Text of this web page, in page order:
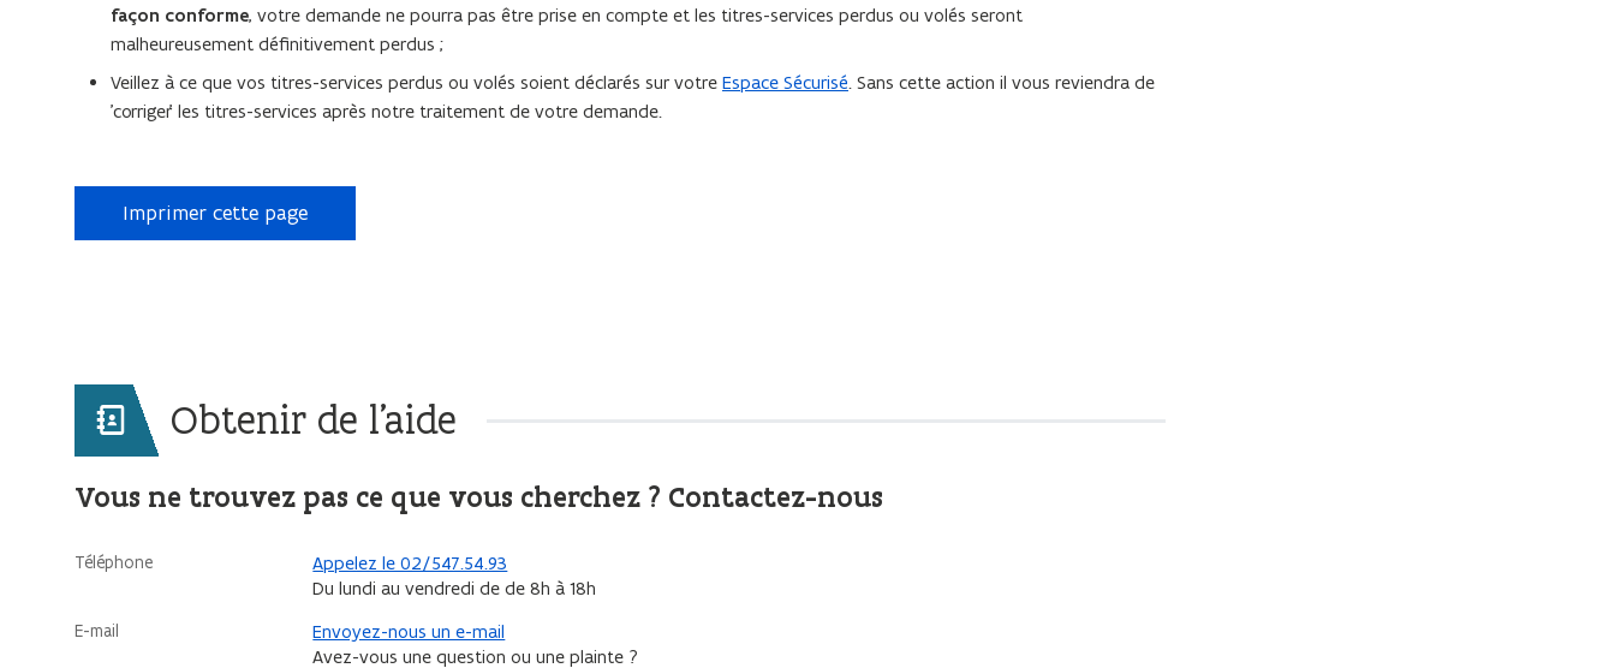
façon conforme, votre demande ne pourra pas être prise en compte et les titres-services perdus ou volés seront
malheureusement définitivement perdus ;
Veillez à ce que vos titres-services perdus ou volés soient déclarés sur votre Espace Sécurisé. Sans cette action il vous reviendra de
'corriger' les titres-services après notre traitement de votre demande.
Imprimer cette page
Obtenir de l'aide
Vous ne trouvez pas ce que vous cherchez ? Contactez-nous
Téléphone
Appelez le 02/547.54.93
Du lundi au vendredi de de 8h à 18h
E-mail
Envoyez-nous un e-mail
Avez-vous une question ou une plainte ?